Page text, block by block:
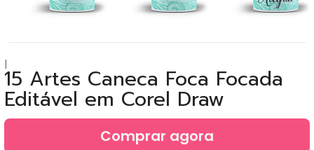
|15 Artes Caneca Foca Focada
Editável em Corel Draw
Comprar agora